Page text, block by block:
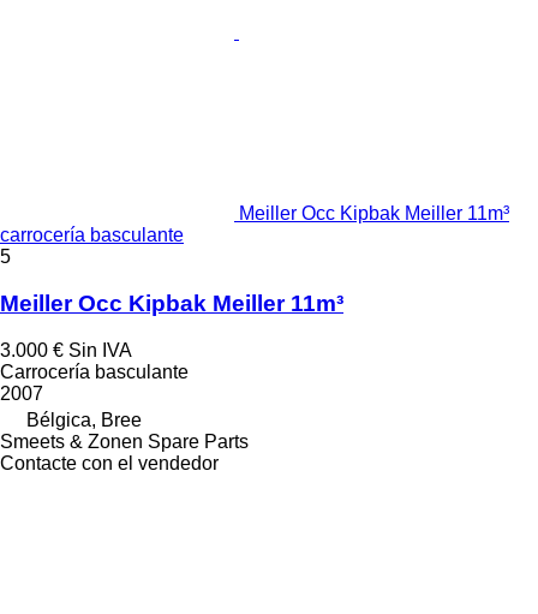
Meiller Occ Kipbak Meiller 11m³
carrocería basculante
5
Meiller Occ Kipbak Meiller 11m³
3.000 € Sin IVA
Carrocería basculante
2007
Bélgica, Bree
Smeets & Zonen Spare Parts
Contacte con el vendedor